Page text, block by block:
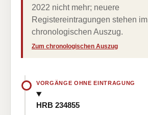
2022 nicht mehr; neuere
Registereintragungen stehen im
chronologischen Auszug.
Zum chronologischen Auszug
VORGÄNGE OHNE EINTRAGUNG
HRB 234855